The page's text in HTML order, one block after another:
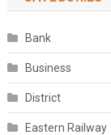
Bank
Business
District
Eastern Railway